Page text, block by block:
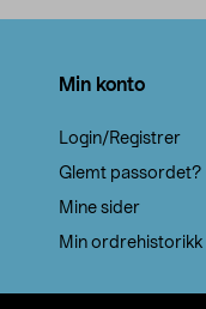
Min konto
Login/Registrer
Glemt passordet?
Mine sider
Min ordrehistorikk